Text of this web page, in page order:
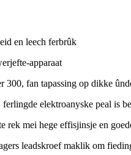
en leech ferbrûk
apparaat
300, fan tapassing op dikke
elektroanyske peal is
rek mei hege effisjinsje en
leadskroef maklik om